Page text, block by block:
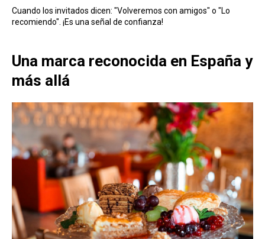
Cuando los invitados dicen: "Volveremos con amigos" o "Lo
recomiendo". ¡Es una señal de confianza!
Una marca reconocida en España y
más allá